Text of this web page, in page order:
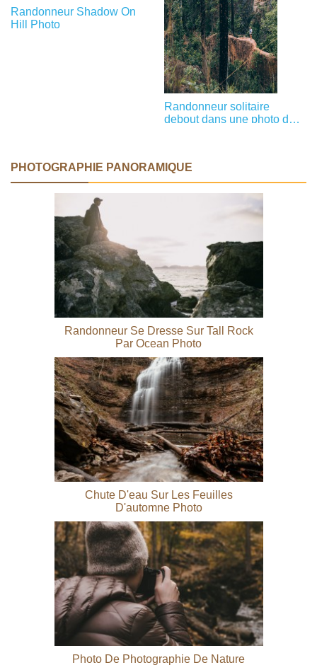
Randonneur Shadow On
Hill Photo
Randonneur solitaire
debout dans une photo de
PHOTOGRAPHIE PANORAMIQUE
Randonneur Se Dresse Sur Tall Rock
Par Ocean Photo
Chute D'eau Sur Les Feuilles
D'automne Photo
Photo De Photographie De Nature